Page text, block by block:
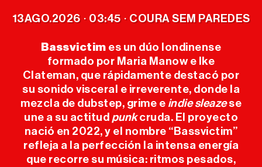
MERCHANDISING
OFICIAL
EL FESTIVAL
EDICIONES
13AGO.2026 · 03:45 · COURA SEM PAREDES
Bassvictim es un dúo londinense
formado por Maria Manow e Ike
Clateman, que rápidamente destacó por
su sonido visceral e irreverente, donde la
mezcla de dubstep, grime e indie sleazese
une a su actitud punkcruda. El proyecto
nació en 2022, y el nombre “Bassvictim”
refleja a la perfección la intensa energía
que recorre su música: ritmos pesados,